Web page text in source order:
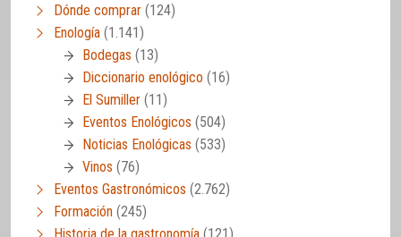
Dónde comprar (124)
Enología (1.141)
Bodegas (13)
Diccionario enológico (16)
El Sumiller (11)
Eventos Enológicos (504)
Noticias Enológicas (533)
Vinos (76)
Eventos Gastronómicos (2.762)
Formación (245)